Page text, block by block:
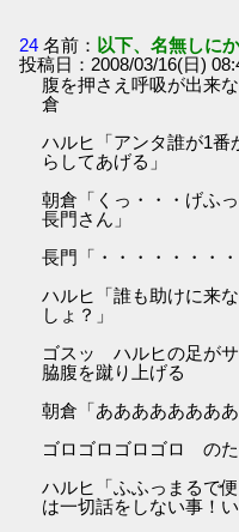
24 名前： 以下、名無しに
投稿日：2008/03/16(日)
腹を押さえ呼吸が出来
倉
ハルヒ「アンタ誰が1番
らしてあげる」
朝倉「くっ・・・げふ
長門さん」
長門「・・・・・・・・
ハルヒ「誰も助けに来
しょ？」
ゴスッ ハルヒの足が
脇腹を蹴り上げる
朝倉「あああああああ
ゴロゴロゴロゴロ のた
ハルヒ「ふふっまるで
は一切話をしない事！い